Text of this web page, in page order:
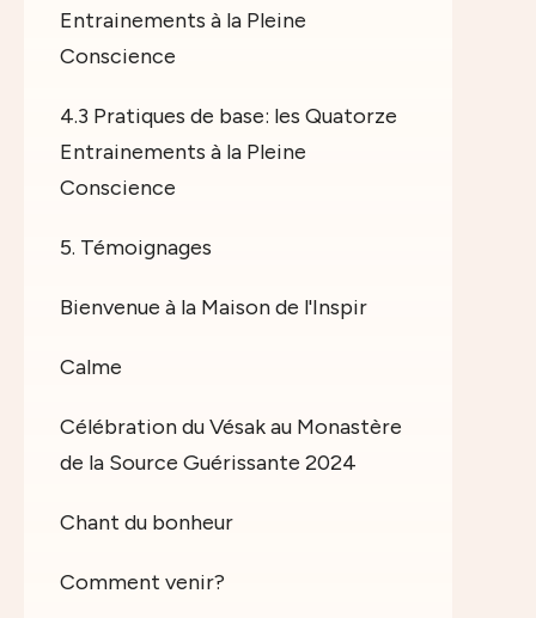
Entrainements à la Pleine
Conscience
4.3 Pratiques de base: les Quatorze
Entrainements à la Pleine
Conscience
5. Témoignages
Bienvenue à la Maison de l'Inspir
Calme
Célébration du Vésak au Monastère
de la Source Guérissante 2024
Chant du bonheur
Comment venir?